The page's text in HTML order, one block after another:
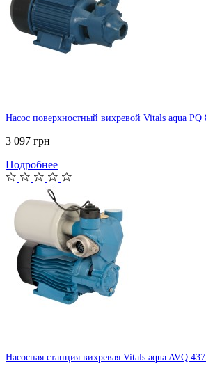
Насос поверхностный вихревой Vitals aqua PQ
3 097 грн
Подробнее
Насосная станция вихревая Vitals aqua AVQ